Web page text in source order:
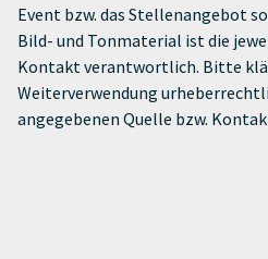
Event bzw. das Stellenangebot
Bild- und Tonmaterial ist die
Kontakt verantwortlich. Bitte
Weiterverwendung
angegebenen Quelle bzw.